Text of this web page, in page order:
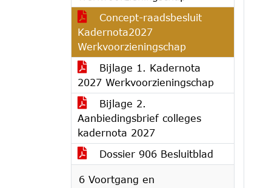
Concept-raadsbesluit
Kadernota2027
Werkvoorzieningschap
Bijlage 1. Kadernota
2027 Werkvoorzieningschap
Bijlage 2.
Aanbiedingsbrief colleges
kadernota 2027
Dossier 906 Besluitblad
6 Voortgang en